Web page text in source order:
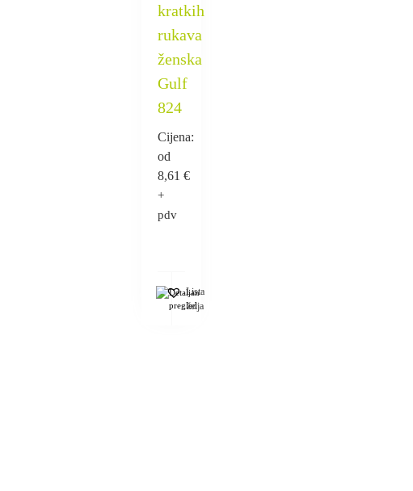
kratkih
rukava
ženska
Gulf
824
Cijena:
od
8,61 €
+
pdv
Lista
želja
Detaljan
pregled